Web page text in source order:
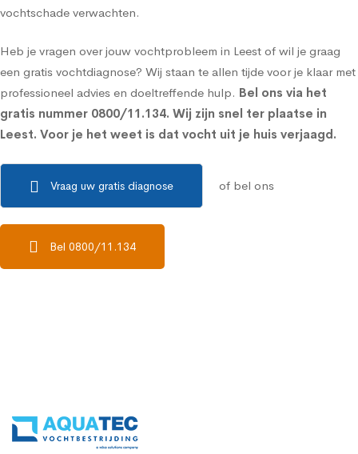
vochtschade verwachten.
Heb je vragen over jouw vochtprobleem in Leest of wil je graag
een gratis vochtdiagnose? Wij staan te allen tijde voor je klaar met
professioneel advies en doeltreffende hulp. Bel ons via het
gratis nummer 0800/11.134. Wij zijn snel ter plaatse in
Leest. Voor je het weet is dat vocht uit je huis verjaagd.
Vraag uw gratis diagnose of bel ons
Bel 0800/11.134